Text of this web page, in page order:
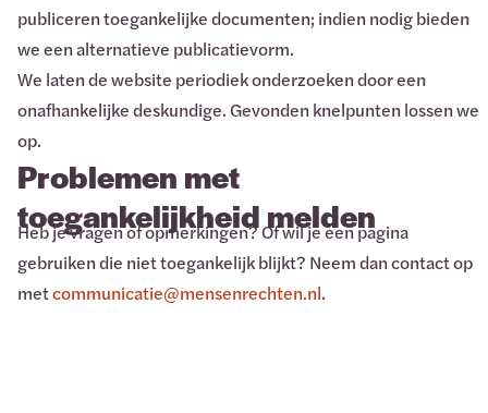
publiceren toegankelijke documenten; indien nodig bieden
we een alternatieve publicatievorm.
We laten de website periodiek onderzoeken door een
onafhankelijke deskundige. Gevonden knelpunten lossen we
op.
Problemen met
toegankelijkheid melden
Heb je vragen of opmerkingen? Of wil je een pagina
gebruiken die niet toegankelijk blijkt? Neem dan contact op
metcommunicatie@mensenrechten.nl.